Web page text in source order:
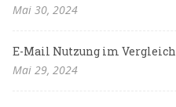
Mai 30, 2024
E-Mail Nutzung im Vergleich
Mai 29, 2024